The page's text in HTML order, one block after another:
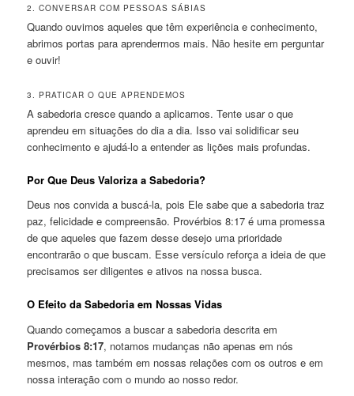
2. CONVERSAR COM PESSOAS SÁBIAS
Quando ouvimos aqueles que têm experiência e conhecimento,
abrimos portas para aprendermos mais. Não hesite em perguntar
e ouvir!
3. PRATICAR O QUE APRENDEMOS
A sabedoria cresce quando a aplicamos. Tente usar o que
aprendeu em situações do dia a dia. Isso vai solidificar seu
conhecimento e ajudá-lo a entender as lições mais profundas.
Por Que Deus Valoriza a Sabedoria?
Deus nos convida a buscá-la, pois Ele sabe que a sabedoria traz
paz, felicidade e compreensão. Provérbios 8:17 é uma promessa
de que aqueles que fazem desse desejo uma prioridade
encontrarão o que buscam. Esse versículo reforça a ideia de que
precisamos ser diligentes e ativos na nossa busca.
O Efeito da Sabedoria em Nossas Vidas
Quando começamos a buscar a sabedoria descrita em
Provérbios 8:17, notamos mudanças não apenas em nós
mesmos, mas também em nossas relações com os outros e em
nossa interação com o mundo ao nosso redor.